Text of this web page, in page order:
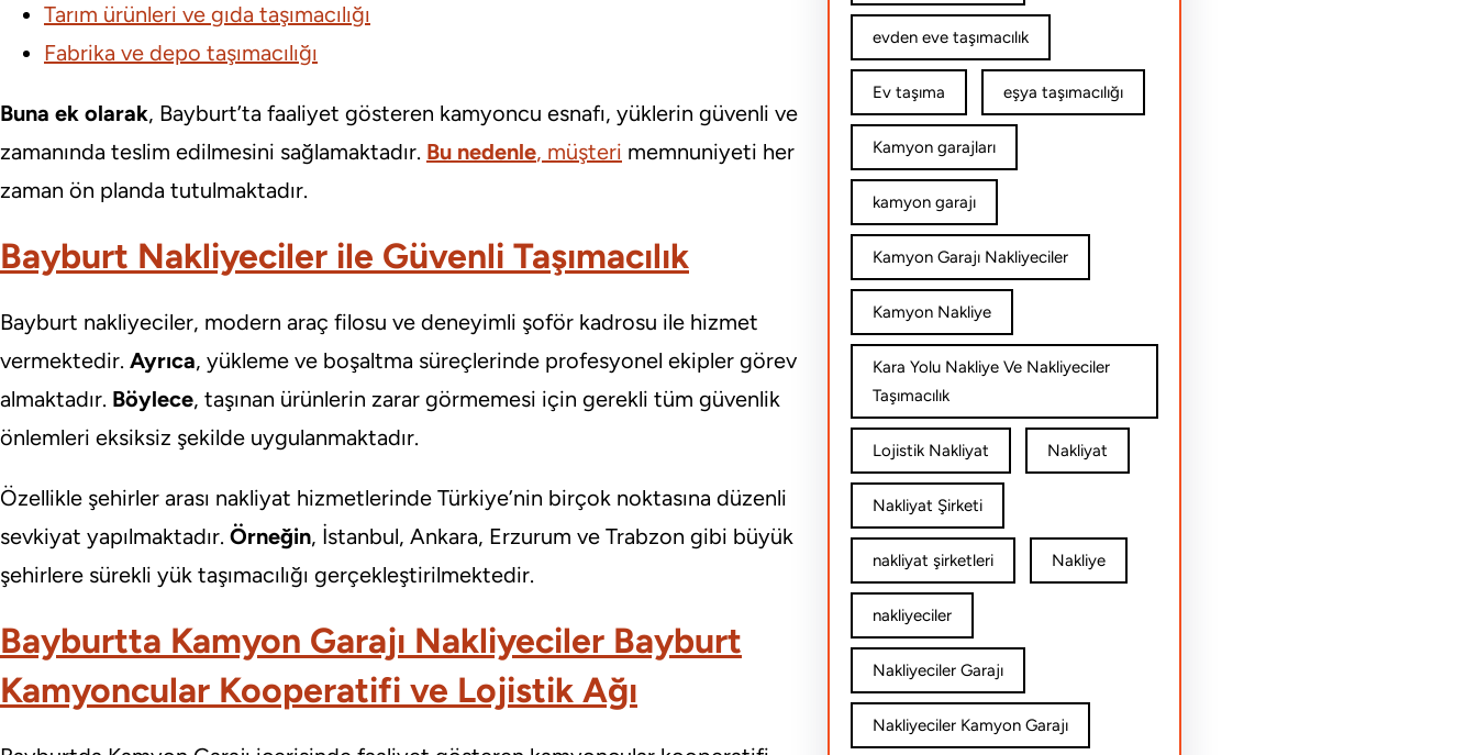
Tarım ürünleri ve gıda taşımacılığı
Fabrika ve depo taşımacılığı
Buna ek olarak, Bayburt’ta faaliyet gösteren kamyoncu esnafı, yüklerin güvenli ve
zamanında teslim edilmesini sağlamaktadır. Bu nedenle, müşteri memnuniyeti her
zaman ön planda tutulmaktadır.
Bayburt Nakliyeciler ile Güvenli Taşımacılık
Bayburt nakliyeciler, modern araç filosu ve deneyimli şoför kadrosu ile hizmet
vermektedir. Ayrıca, yükleme ve boşaltma süreçlerinde profesyonel ekipler görev
almaktadır. Böylece, taşınan ürünlerin zarar görmemesi için gerekli tüm güvenlik
önlemleri eksiksiz şekilde uygulanmaktadır.
Özellikle şehirler arası nakliyat hizmetlerinde Türkiye’nin birçok noktasına düzenli
sevkiyat yapılmaktadır. Örneğin, İstanbul, Ankara, Erzurum ve Trabzon gibi büyük
şehirlere sürekli yük taşımacılığı gerçekleştirilmektedir.
Bayburtta Kamyon Garajı Nakliyeciler Bayburt
Kamyoncular Kooperatifi ve Lojistik Ağı
evden eve taşımacılık
Ev taşıma eşya taşımacılığı
Kamyon garajları
kamyon garajı
Kamyon Garajı Nakliyeciler
Kamyon Nakliye
Kara Yolu Nakliye Ve Nakliyeciler
Taşımacılık
Lojistik Nakliyat Nakliyat
Nakliyat Şirketi
nakliyat şirketleri Nakliye
nakliyeciler
Nakliyeciler Garajı
Nakliyeciler Kamyon Garajı